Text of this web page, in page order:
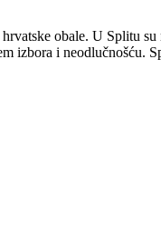
obale. U Splitu
i neodlučnošću.